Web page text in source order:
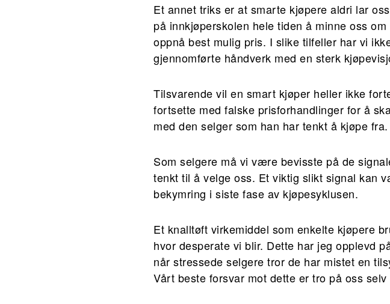
Et annet triks er at smarte kjøpere aldri lar
på innkjøperskolen hele tiden å minne oss
oppnå best mulig pris. I slike tilfeller har vi
gjennomførte håndverk med en sterk
Tilsvarende vil en smart kjøper heller ikke
fortsette med falske prisforhandlinger for å
med den selger som han har tenkt å kjøpe fra.
Som selgere må vi være bevisste på de
tenkt til å velge oss. Et viktig slikt signal kan
bekymring i siste fase av kjøpesyklusen.
Et knalltøft virkemiddel som enkelte kjøpere
hvor desperate vi blir. Dette har jeg opplevd
når stressede selgere tror de har mistet en
Vårt beste forsvar mot dette er tro på oss